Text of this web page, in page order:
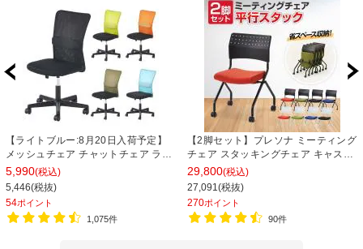
【ライトブルー:8月20日入荷予定】
メッシュチェア チャットチェア ラン
バーサポート オフィスチェア デスク
チェア 会議椅子 幅580×奥行580×高
さ835-930mm
5,990(税込)
5,446(税抜)
54ポイント
1,075件
【2脚セット】プレソナ ミーティング
チェア スタッキングチェア キャスタ
ー付き 座面クッション 幅570×奥行
565×高さ805mm 会議室 収納 法人
大人数 重ねる 会議用椅子 会議用チェ
ア
29,800(税込)
27,091(税抜)
270ポイント
90件